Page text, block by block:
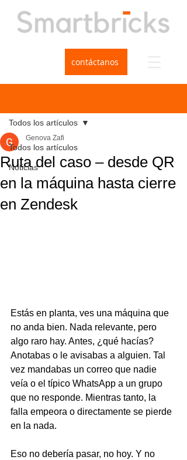
contáctanos
Todos los artículos
Noticias
Todos los artículos
Ruta del caso – desde QR
en la máquina hasta cierre
en Zendesk
Genova Zafi
Estás en planta, ves una máquina que
no anda bien. Nada relevante, pero
algo raro hay. Antes, ¿qué hacías?
Anotabas o le avisabas a alguien. Tal
vez mandabas un correo que nadie
veía o el típico WhatsApp a un grupo
que no responde. Mientras tanto, la
falla empeora o directamente se pierde
en la nada.
Eso no debería pasar, no hoy. Y no